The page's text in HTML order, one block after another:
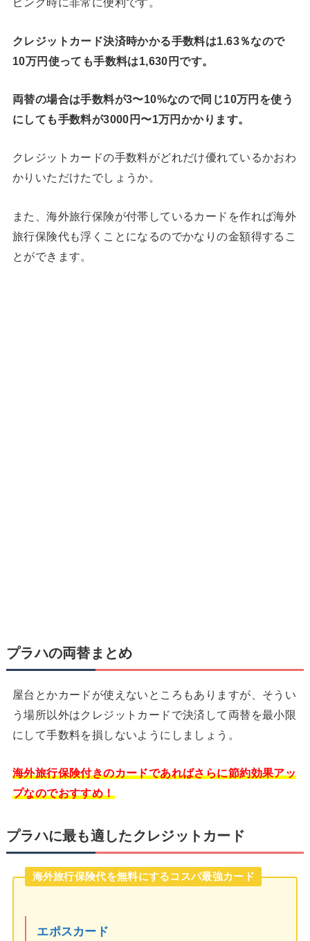
クレジットカード決済時かかる手数料は1.63％なので
10万円使っても手数料は1,630円です。
両替の場合は手数料が3〜10%なので同じ10万円を使う
にしても手数料が3000円〜1万円かかります。
クレジットカードの手数料がどれだけ優れているかおわ
かりいただけたでしょうか。
また、海外旅行保険が付帯しているカードを作れば海外
旅行保険代も浮くことになるのでかなりの金額得するこ
とができます。
プラハの両替まとめ
屋台とかカードが使えないところもありますが、そうい
う場所以外はクレジットカードで決済して両替を最小限
にして手数料を損しないようにしましょう。
海外旅行保険付きのカードであればさらに節約効果アッ
プなのでおすすめ！
プラハに最も適したクレジットカード
海外旅行保険代を無料にするコスパ最強カード
エポスカード